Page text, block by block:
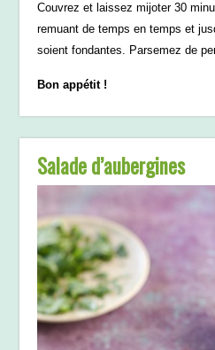
Couvrez et laissez mijoter 30
remuant de temps en temps et
soient fondantes. Parsemez de
Bon appétit !
Salade d’aubergines